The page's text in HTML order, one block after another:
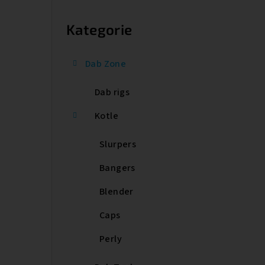
Přeskočit
kategorie
Kategorie
Dab Zone
Dab rigs
Kotle
Slurpers
Bangers
Blender
Caps
Perly